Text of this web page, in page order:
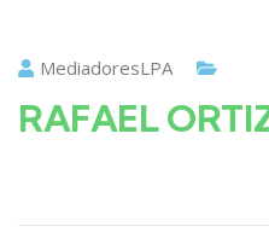
MediadoresLPA
RAFAEL